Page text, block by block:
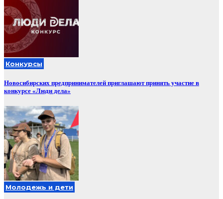
Конкурсы
Новосибирских предпринимателей приглашают принять участие в
конкурсе «Люди дела»
Молодежь и дети